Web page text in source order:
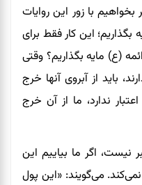
بخواهیم با زور این‌ روایات
بگذاریم؛ این کارفقط برای
(ع) مایه بگذاریم؟ وقتی
باید از آبروی آنها خرج
ندارد، ما از آن خرج
نیست، اگر ما بیاییم این
می‌گویند: «این پول